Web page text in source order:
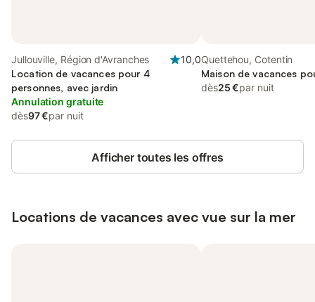
Jullouville, Région d'Avranches
10,0
Location de vacances pour 4
personnes, avec jardin
Annulation gratuite
dès97 €par nuit
Quettehou, Cotentin
Maison de vacances
dès25 €par nuit
Afficher toutes les offres
Locations de vacances avec vue sur la mer